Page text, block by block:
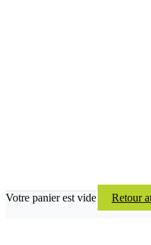
Votre panier est vide Retour